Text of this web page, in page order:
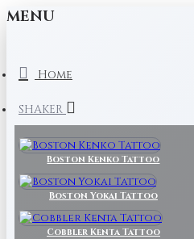
MENU
Home
SHAKER
Boston Kenko Tattoo
Boston Yokai Tattoo
Cobbler Kenta Tattoo